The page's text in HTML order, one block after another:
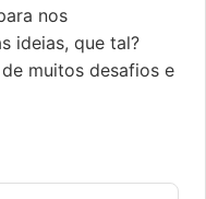
nos
ideias, que tal?
muitos desafios e